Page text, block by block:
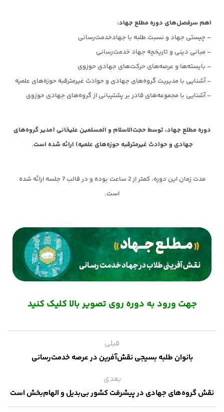
اهم سرفصل‌های دوره مطلع جهاد:
– چیستی جهاد و نسبت طلبه با جهادخدمت‌رسانی
– مبانی دینی و تاریخچه جهاد خدمت‌رسانی
– بایسته‌ها و عرصه‌های حرکت‌های جهادی حوزوی
– آشنایی با مدیریت گروه‌های جهادی و حوادث غیرمترقبه حوزه‌های علمیه
– آشنایی با مجموعه‌های قادر بر پشتیبانی از گروه‌های جهادی حوزوی
دوره مطلع جهاد، توسط حجت‌الاسلام و المسلمین علیخانی (مدیر گروه‌های
جهادی و حوادث غیرمترقبه حوزه‌های علمیه) ارائه شده است.
مدت زمان این دوره، کمتر از 2 ساعت بوده و در قالب 7 جلسه ارائه شده
است.
جهت ورود به دوره روی تصویر بالا کلیک کنید
قبلی
بانوان طلبه بسیجی نقش‌آفرین در عرصه خدمت‌رسانی
بعدی
نقش گروه‌های جهادی در پیشرفت کشور بی‌بدیل و الهام‌بخش است